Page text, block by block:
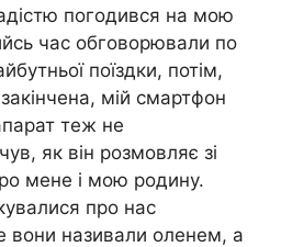
погодився на мою
час обговорювали по
поїздки, потім,
мій смартфон
теж не
як він розмовляє зі
мене і мою родину.
про нас
вони називали оленем, а